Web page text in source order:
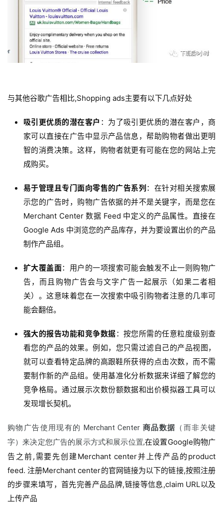
与其他谷歌广告相比,Shopping ads主要有以下几点好处
吸引更优质的潜在客户 ： 为了吸引更优质的潜在客户，商
家可以直接在广告中显示产品信息，帮助购物者做出更明
智的消费决策。这样，购物者就更有可能在您的网站上完
成购买。
易于管理且专门面向零售的广告系列： 在针对相关搜索展
示您的广告时，购物广告依据的并不是关键字，而是您在
Merchant Center 数据 Feed 中定义的产品属性。 直接在
Google Ads 中浏览您的产品库存，并为要设置出价的产品
制作产品组。
扩大覆盖面： 用户的一项搜索可能会触发不止一则购物广
告，而且购物广告会与文字广告一起展示（如果二者相
关）。这意味着您在一次搜索中吸引购物者注意的几率可
能会翻倍。
强大的报告功能和竞争数据： 按您所需的任意粒度级别查
看您的产品的效果。例如，您只需过滤自己的产品视图，
就可以查看特定品牌的高跟鞋所获得的点击次数，而不需
要制作新的产品组。使用基准化分析数据来详细了解您的
竞争格局。通过展示次数份额数据和出价模拟器工具可以
发现增长契机。
购物广告使用现有的 Merchant Center 商品数据 （而非关键
字）来决定您广告的展示方式和展示位置,在设置Google购物广
告之前,需要先创建Merchant center并上传产品的product
feed. 注册Merchant center的官网链接为以下的链接,按照注册
的步骤来填写，首先完善产品品牌,链接等信息,claim URL以及
上传产品